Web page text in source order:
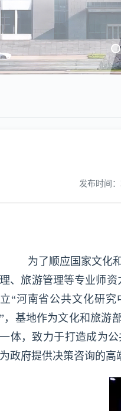
发布时间：
为了顺应国家文化和
、旅游管理等专业师
“河南省公共文化研究
，基地作为文化和旅游
体，致力于打造成为
政府提供决策咨询的高